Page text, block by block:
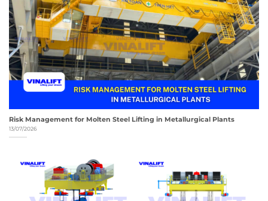
Risk Management for Molten Steel Lifting in Metallurgical Plants
13/07/2026